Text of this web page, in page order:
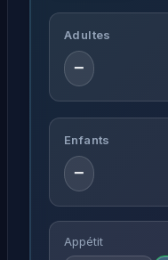
Adultes
−
Enfants
−
Appétit